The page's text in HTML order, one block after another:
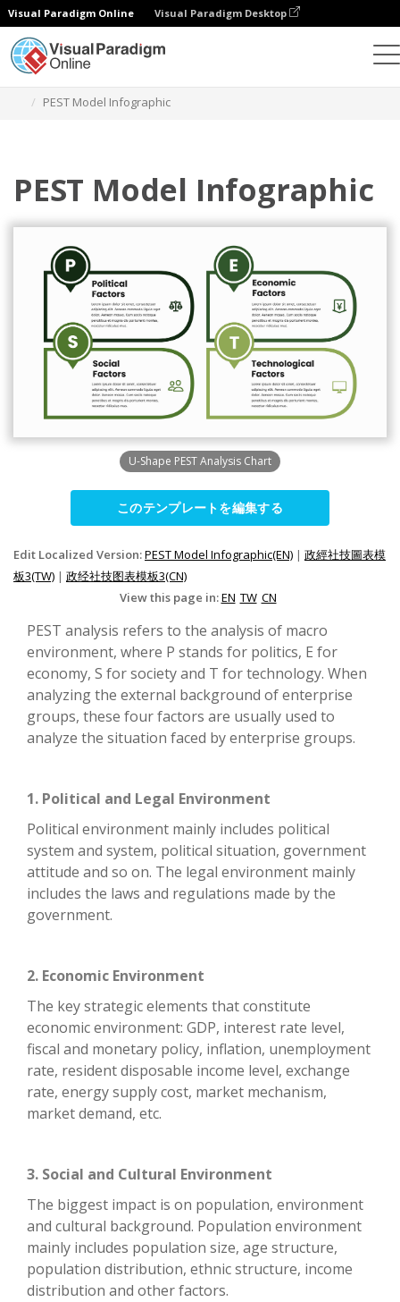
Visual Paradigm Online Visual Paradigm Desktop
PEST Model Infographic
PEST Model Infographic
U-Shape PEST Analysis Chart
このテンプレートを編集する
Edit Localized Version:PEST Model Infographic(EN) | 政經社技圖表模
板3(TW) | 政经社技图表模板3(CN)
View this page in:EN TW CN
PEST analysis refers to the analysis of macro
environment, where P stands for politics, E for
economy, S for society and T for technology. When
analyzing the external background of enterprise
groups, these four factors are usually used to
analyze the situation faced by enterprise groups.
1. Political and Legal Environment
Political environment mainly includes political
system and system, political situation, government
attitude and so on. The legal environment mainly
includes the laws and regulations made by the
government.
2. Economic Environment
The key strategic elements that constitute
economic environment: GDP, interest rate level,
fiscal and monetary policy, inflation, unemployment
rate, resident disposable income level, exchange
rate, energy supply cost, market mechanism,
market demand, etc.
3. Social and Cultural Environment
The biggest impact is on population, environment
and cultural background. Population environment
mainly includes population size, age structure,
population distribution, ethnic structure, income
distribution and other factors.